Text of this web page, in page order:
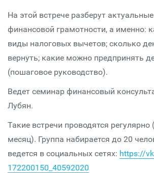
На этой встрече разберут
финансовой грамотности, а именно:
виды налоговых вычетов; сколько
вернуть; какие можно предпринять
(пошаговое руководство).
Ведет семинар финансовый
Лубян.
Такие встречи проводятся регулярно
месяц). Группа набирается до 20
ведется в социальных сетях: https://
172200150_40592020